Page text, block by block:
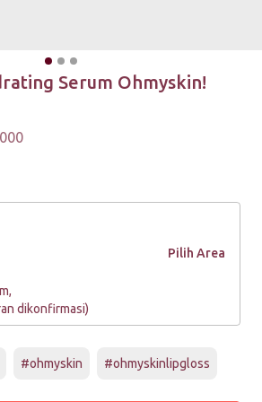
Serum Ohmyskin!
Pilih Area
dikonfirmasi)
#ohmyskin #ohmyskinlipgloss